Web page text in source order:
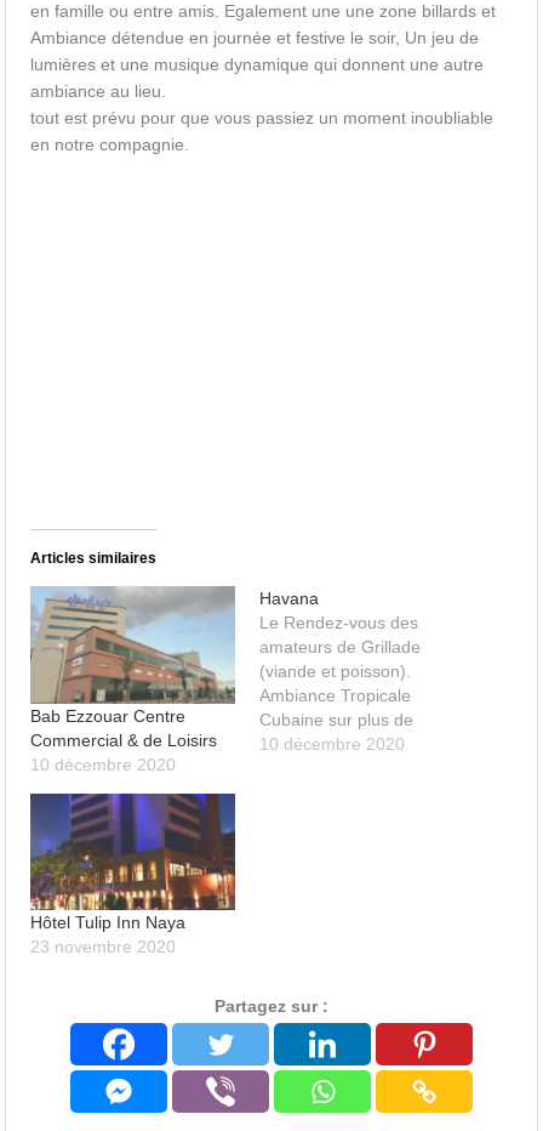
en famille ou entre amis. Egalement une une zone billards et
Ambiance détendue en journée et festive le soir, Un jeu de
lumières et une musique dynamique qui donnent une autre
ambiance au lieu.
tout est prévu pour que vous passiez un moment inoubliable
en notre compagnie.
Articles similaires
Bab Ezzouar Centre
Commercial & de Loisirs
10 décembre 2020
Havana
Le Rendez-vous des
amateurs de Grillade
(viande et poisson).
Ambiance Tropicale
Cubaine sur plus de
300M2. Situé au 2 ème
10 décembre 2020
Hôtel Tulip Inn Naya
23 novembre 2020
Partagez sur :